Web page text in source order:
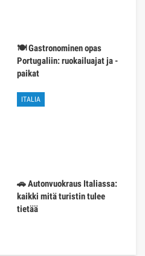
🍽️ Gastronominen opas
Portugaliin: ruokailuajat ja -
paikat
ITALIA
🚗 Autonvuokraus Italiassa:
kaikki mitä turistin tulee
tietää